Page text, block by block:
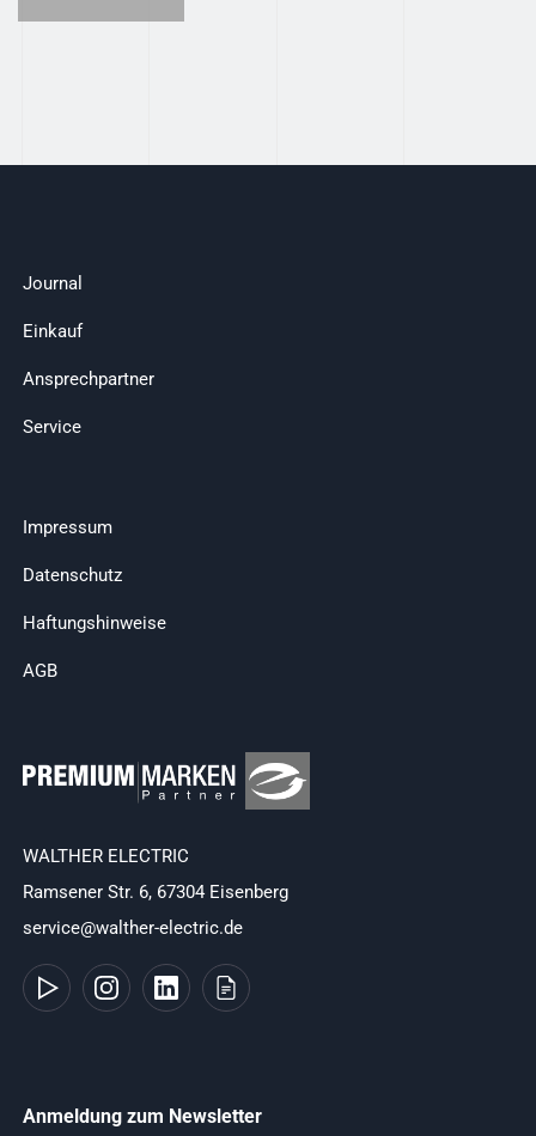
Journal
Einkauf
Ansprechpartner
Service
Impressum
Datenschutz
Haftungshinweise
AGB
WALTHER ELECTRIC
Ramsener Str. 6, 67304 Eisenberg
service@walther-electric.de
Anmeldung zum Newsletter